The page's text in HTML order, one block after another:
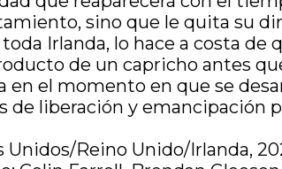
sino que le quita su
Irlanda, lo hace a costa
de un capricho antes
el momento en que se
de liberación y emancipación
Unidos/Reino Unido/Irlanda,